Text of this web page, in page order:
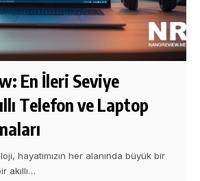
En İleri Seviye
Telefon ve Laptop
hayatımızın her alanında büyük bir
akıllı…